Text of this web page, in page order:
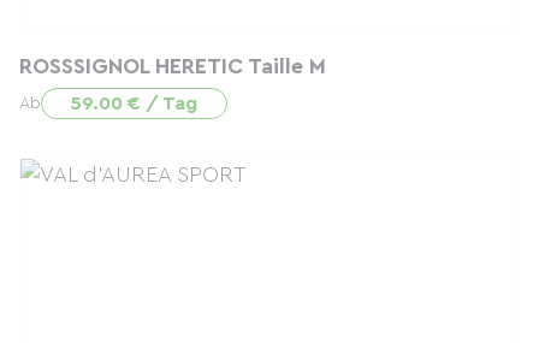
ROSSSIGNOL HERETIC Taille M
Ab 59.00 € / Tag